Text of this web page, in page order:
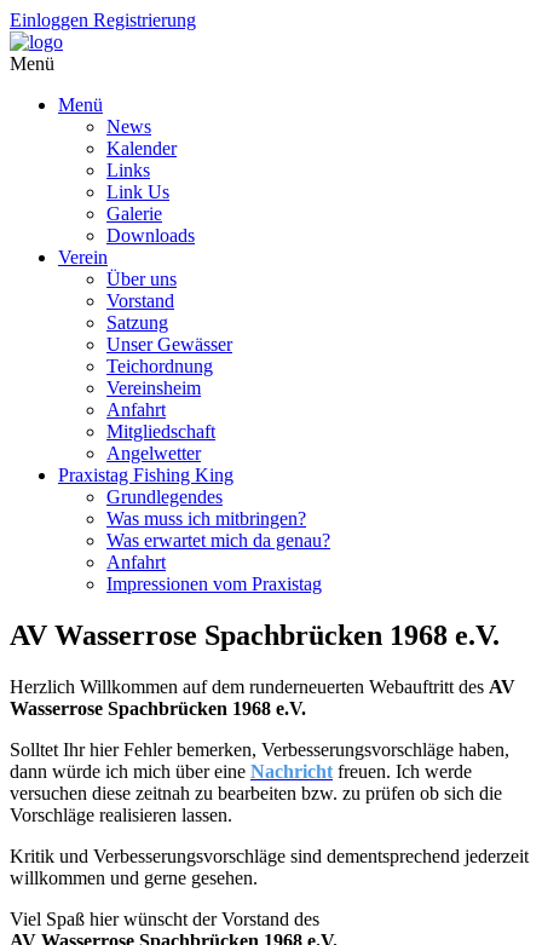
Einloggen Registrierung
Menü
Menü
News
Kalender
Links
Link Us
Galerie
Downloads
Verein
Über uns
Vorstand
Satzung
Unser Gewässer
Teichordnung
Vereinsheim
Anfahrt
Mitgliedschaft
Angelwetter
Praxistag Fishing King
Grundlegendes
Was muss ich mitbringen?
Was erwartet mich da genau?
Anfahrt
Impressionen vom Praxistag
AV Wasserrose Spachbrücken 1968 e.V.
Herzlich Willkommen auf dem runderneuerten Webauftritt des AV
Wasserrose Spachbrücken 1968 e.V.
Solltet Ihr hier Fehler bemerken, Verbesserungsvorschläge haben,
dann würde ich mich über eine Nachricht freuen. Ich werde
versuchen diese zeitnah zu bearbeiten bzw. zu prüfen ob sich die
Vorschläge realisieren lassen.
Kritik und Verbesserungsvorschläge sind dementsprechend jederzeit
willkommen und gerne gesehen.
Viel Spaß hier wünscht der Vorstand des
AV Wasserrose Spachbrücken 1968 e.V.